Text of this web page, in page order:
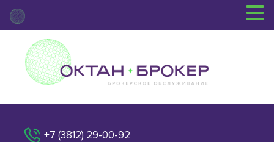
+7 (3812) 29-00-92